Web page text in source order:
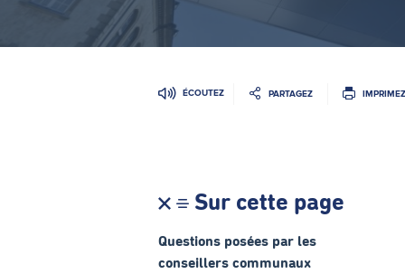
ÉCOUTEZ PARTAGEZ IMPRIMEZ
Sur cette page
Questions posées par les
conseillers communaux